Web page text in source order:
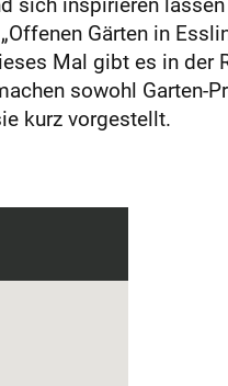
Gärten in
Mal gibt es in der
sowohl Garten-
kurz vorgestellt.